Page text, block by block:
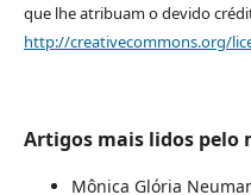
que lhe atribuam o devido
http://creativecommons.org/
Artigos mais lidos pelo
Mônica Glória